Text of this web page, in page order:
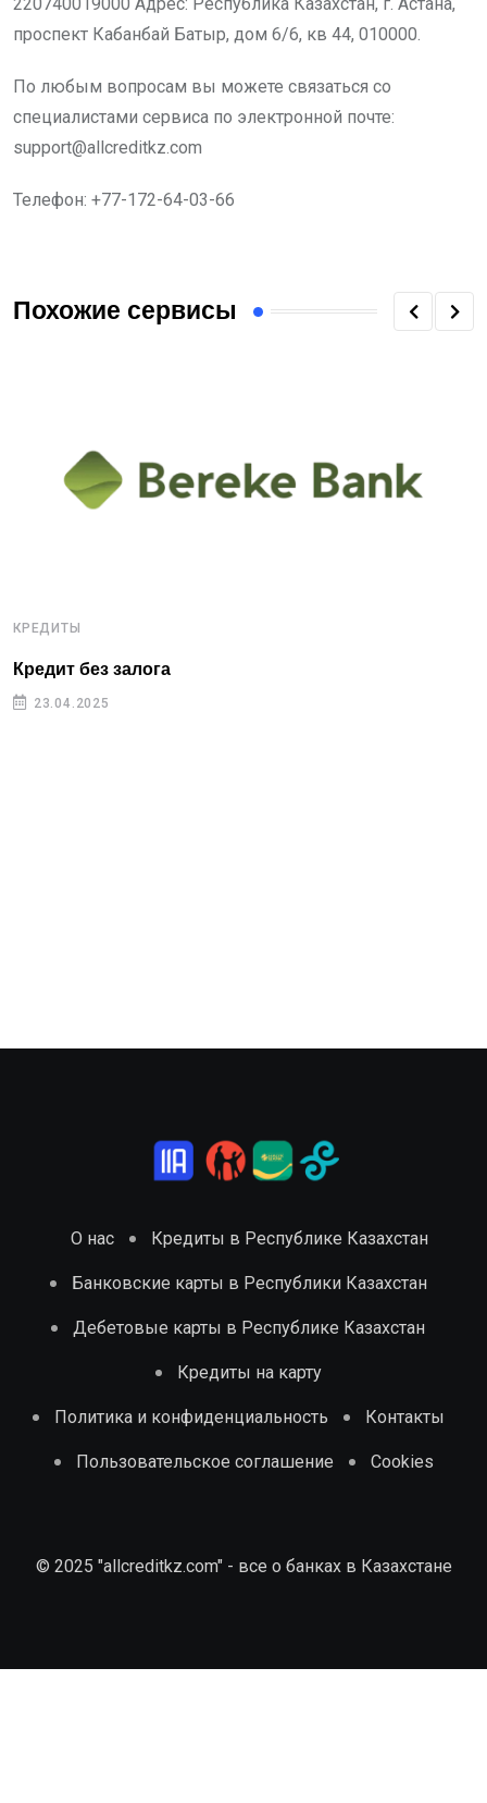
проспект Кабанбай Батыр, дом 6/6, кв 44, 010000.
По любым вопросам вы можете связаться со
специалистами сервиса по электронной почте:
support@allcreditkz.com
Телефон: +77-172-64-03-66
Похожие сервисы
КРЕДИТЫ
Кредит без залога
23.04.2025
О нас Кредиты в Республике Казахстан
Банковские карты в Республики Казахстан
Дебетовые карты в Республике Казахстан
Кредиты на карту
Политика и конфиденциальность Контакты
Пользовательское соглашение Cookies
© 2025 "allcreditkz.com" - все о банках в Казахстане